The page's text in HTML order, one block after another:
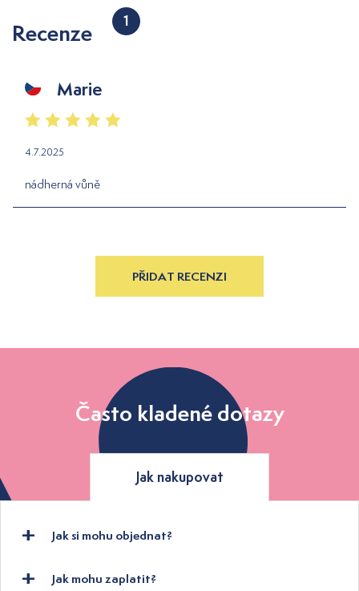
Recenze 1
Marie
4.7.2025
nádherná vůně
PŘIDAT RECENZI
Často kladené dotazy
Jak nakupovat
Jak si mohu objednat?
Jak mohu zaplatit?